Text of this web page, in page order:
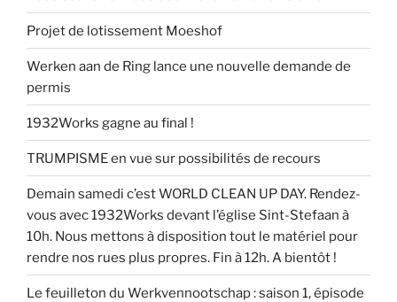
Projet de lotissement Moeshof
Werken aan de Ring lance une nouvelle demande de
permis
1932Works gagne au final !
TRUMPISME en vue sur possibilités de recours
Demain samedi c’est WORLD CLEAN UP DAY. Rendez-
vous avec 1932Works devant l’église Sint-Stefaan à
10h. Nous mettons à disposition tout le matériel pour
rendre nos rues plus propres. Fin à 12h. A bientôt !
Le feuilleton du Werkvennootschap : saison 1, épisode